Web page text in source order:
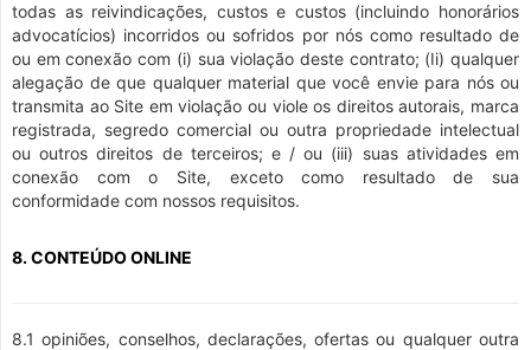
todas as reivindicações, custos e custos (incluindo honorários
advocatícios) incorridos ou sofridos por nós como resultado de
ou em conexão com (i) sua violação deste contrato; (Ii) qualquer
alegação de que qualquer material que você envie para nós ou
transmita ao Site em violação ou viole os direitos autorais, marca
registrada, segredo comercial ou outra propriedade intelectual
ou outros direitos de terceiros; e / ou (iii) suas atividades em
conexão com o Site, exceto como resultado de sua
conformidade com nossos requisitos.
8. CONTEÚDO ONLINE
8.1 opiniões, conselhos, declarações, ofertas ou qualquer outra